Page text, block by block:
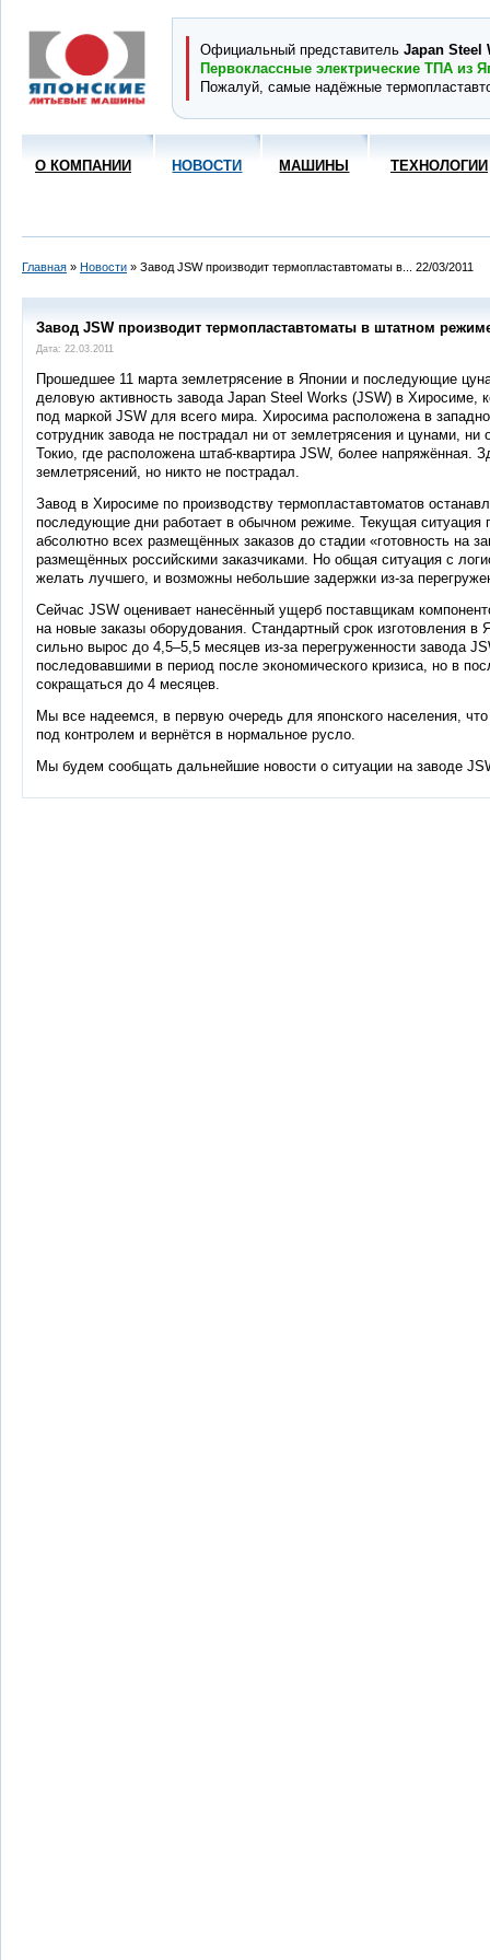
Официальный представитель Japan Steel
Первоклассные электрические ТПА из
Пожалуй, самые надёжные
О КОМПАНИИ НОВОСТИ МАШИНЫ ТЕХНОЛОГИИ
Главная » Новости » Завод JSW производит термопластавтоматы в... 22/03/2011
Завод JSW производит термопластавтоматы в штатном
Дата: 22.03.2011
Прошедшее 11 марта землетрясение в Японии и последующие
деловую активность завода Japan Steel Works (JSW) в Хиросиме,
под маркой JSW для всего мира. Хиросима расположена в
сотрудник завода не пострадал ни от землетрясения и цунами,
Токио, где расположена штаб-квартира JSW, более напряжённая.
землетрясений, но никто не пострадал.
Завод в Хиросиме по производству термопластавтоматов
последующие дни работает в обычном режиме. Текущая ситуация
абсолютно всех размещённых заказов до стадии «готовность на
размещённых российскими заказчиками. Но общая ситуация с
желать лучшего, и возможны небольшие задержки из-за
Сейчас JSW оценивает нанесённый ущерб поставщикам
на новые заказы оборудования. Стандартный срок изготовления
сильно вырос до 4,5–5,5 месяцев из-за перегруженности завода
последовавшими в период после экономического кризиса, но в
сокращаться до 4 месяцев.
Мы все надеемся, в первую очередь для японского населения,
под контролем и вернётся в нормальное русло.
Мы будем сообщать дальнейшие новости о ситуации на заводе